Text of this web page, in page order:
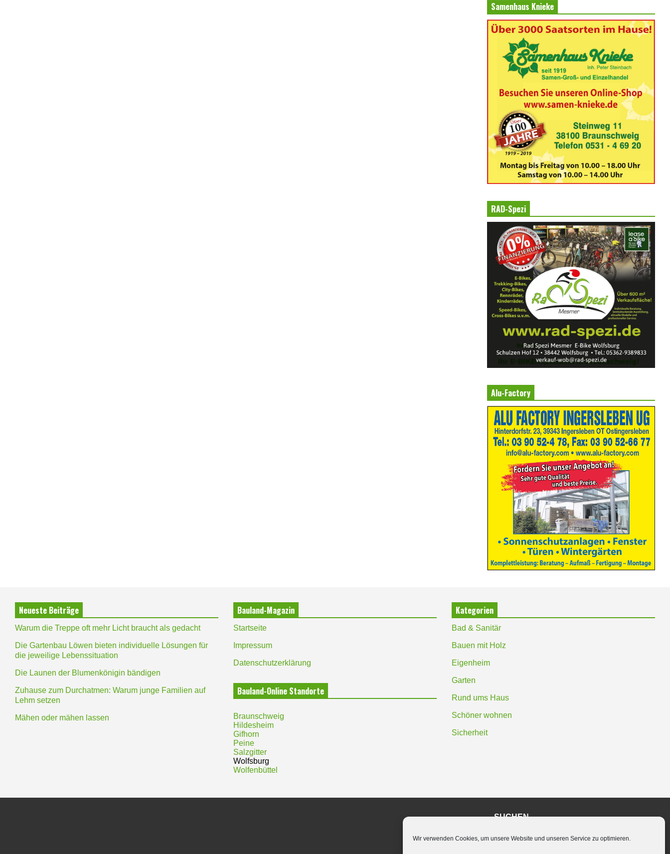
Wir verwenden Cookies, um unsere Website und unseren Service zu optimieren.
Samenhaus Knieke
RAD-Spezi
Alu-Factory
Neueste Beiträge
Warum die Treppe oft mehr Licht braucht als gedacht
Die Gartenbau Löwen bieten individuelle Lösungen für
die jeweilige Lebenssituation
Die Launen der Blumenkönigin bändigen
Zuhause zum Durchatmen: Warum junge Familien auf
Lehm setzen
Mähen oder mähen lassen
Bauland-Magazin
Startseite
Impressum
Datenschutzerklärung
Bauland-Online Standorte
Braunschweig
Hildesheim
Gifhorn
Peine
Salzgitter
Wolfsburg
Wolfenbüttel
Kategorien
Bad & Sanitär
Bauen mit Holz
Eigenheim
Garten
Rund ums Haus
Schöner wohnen
Sicherheit
SUCHEN